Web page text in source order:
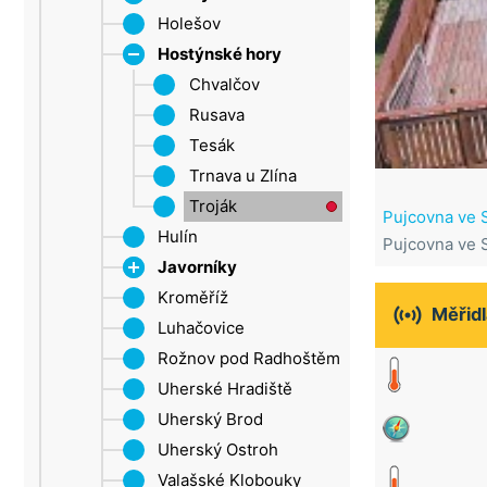
Šluknovský výběžek
Ústí nad Labem
Žatec
Roštín
Holešov
Hostýnské hory
Chvalčov
Rusava
Tesák
Trnava u Zlína
Troják
Hulín
Javorníky
Velké Karlovice
Kroměříž
Luhačovice
Rožnov pod Radhoštěm
Uherské Hradiště
Uherský Brod
Uherský Ostroh
Valašské Klobouky
Pujcovna ve
Pujcovna ve
